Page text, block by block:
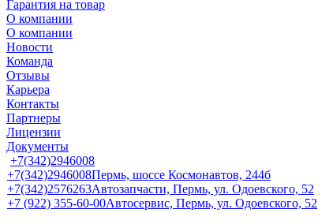
Гарантия на товар
О компании
О компании
Новости
Команда
Отзывы
Карьера
Контакты
Партнеры
Лицензии
Документы
+7(342)2946008
+7(342)2946008Пермь, шоссе Космонавтов, 244б
+7(342)2576263Автозапчасти, Пермь, ул. Одоевского, 52
+7 (922) 355-60-00Автосервис, Пермь, ул. Одоевского, 52